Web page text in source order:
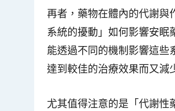
再者，藥物在體內的代謝與
系統的擾動」如何影響安眠
能透過不同的機制影響這些
達到較佳的治療效果而又減
尤其值得注意的是「代謝